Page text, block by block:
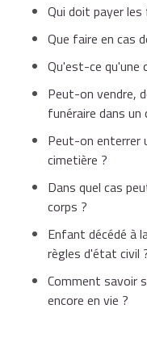
Qui doit payer les
Que faire en cas
Qu'est-ce qu'une
Peut-on vendre,
funéraire dans un
Peut-on enterrer
cimetière ?
Dans quel cas
corps ?
Enfant décédé à
règles d'état civil
Comment savoir
encore en vie ?